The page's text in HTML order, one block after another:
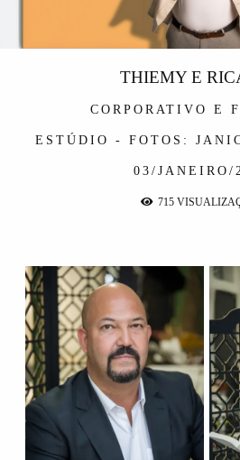
CORPORATIVO E
ESTÚDIO - FOTOS:
03/JANEIRO/
THIEMY E
715